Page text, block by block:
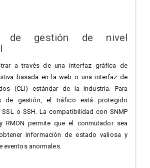
de gestión de nivel
a través de una interfaz gráfica de
basada en la web o una interfaz de
(CLI) estándar de la industria. Para
de gestión, el tráfico está protegido
o SSH. La compatibilidad con SNMP
permite que el conmutador sea
información de estado valiosa y
eventos anormales.